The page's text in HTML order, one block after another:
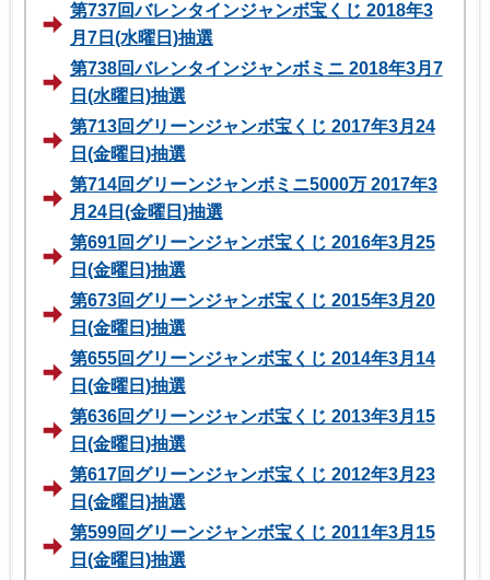
第737回バレンタインジャンボ宝くじ 2018年3
月7日(水曜日)抽選
第738回バレンタインジャンボミニ 2018年3月7
日(水曜日)抽選
第713回グリーンジャンボ宝くじ 2017年3月24
日(金曜日)抽選
第714回グリーンジャンボミニ5000万 2017年3
月24日(金曜日)抽選
第691回グリーンジャンボ宝くじ 2016年3月25
日(金曜日)抽選
第673回グリーンジャンボ宝くじ 2015年3月20
日(金曜日)抽選
第655回グリーンジャンボ宝くじ 2014年3月14
日(金曜日)抽選
第636回グリーンジャンボ宝くじ 2013年3月15
日(金曜日)抽選
第617回グリーンジャンボ宝くじ 2012年3月23
日(金曜日)抽選
第599回グリーンジャンボ宝くじ 2011年3月15
日(金曜日)抽選